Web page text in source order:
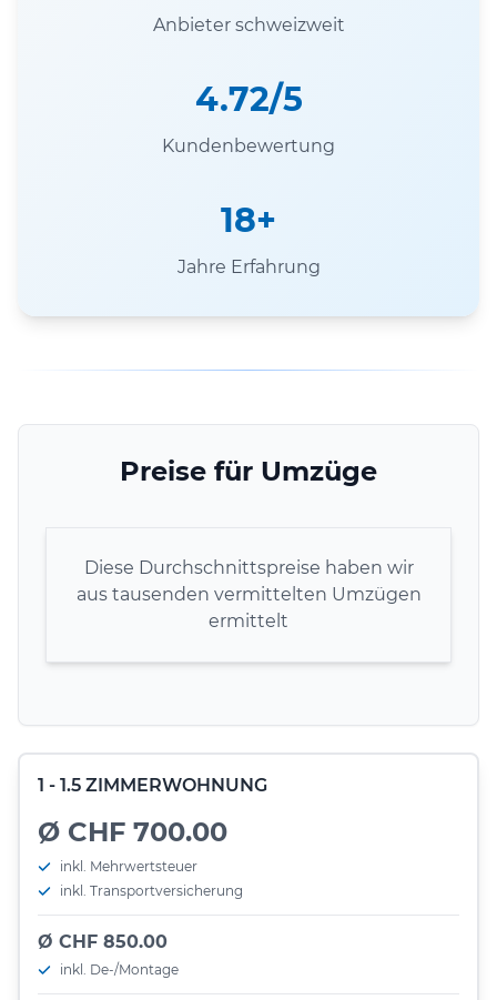
Anbieter schweizweit
4.72/5
Kundenbewertung
18+
Jahre Erfahrung
Preise für Umzüge
Diese Durchschnittspreise haben wir
aus tausenden vermittelten Umzügen
ermittelt
1 - 1.5 ZIMMERWOHNUNG
Ø CHF 700.00
inkl. Mehrwertsteuer
inkl. Transportversicherung
Ø CHF 850.00
inkl. De-/Montage